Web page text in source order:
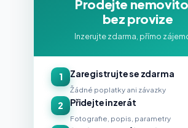
Prodejte
bez provize
Inzerujte zdarma, přímo
1 Zaregistrujte se zdarma
Žádné poplatky ani závazky
2 Přidejte inzerát
Fotografie, popis, parametry